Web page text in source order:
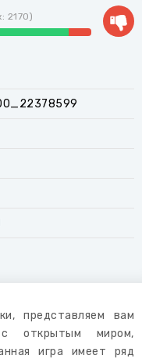
2170)
представляем вам
открытым миром,
игра имеет ряд